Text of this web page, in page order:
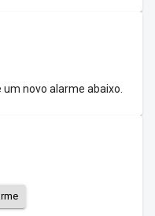
novo alarme abaixo.